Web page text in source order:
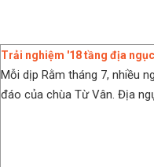
Trải nghiệm '18 tầng địa
Mỗi dịp Rằm tháng 7, nhiều
đáo của chùa Từ Vân. Địa